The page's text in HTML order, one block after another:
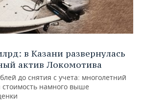
в Казани развернулась
актив Локомотива
до снятия с учета: многолетний
стоимость намного выше